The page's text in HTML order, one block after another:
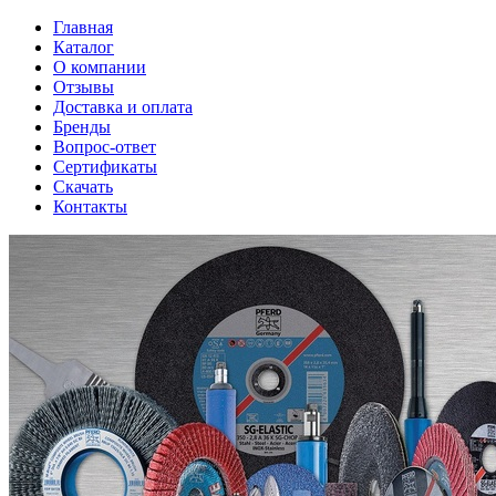
Главная
Каталог
О компании
Отзывы
Доставка и оплата
Бренды
Вопрос-ответ
Сертификаты
Скачать
Контакты